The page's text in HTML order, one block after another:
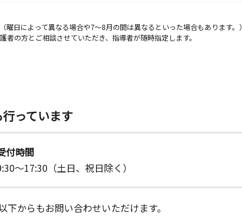
日によって異なる場合や7～8月の間は異なるといった場合もあります。）
の方とご相談させていただき、指導者が随時指定します。
行っています
付時間
～17:30（土日、祝日除く）
からもお問い合わせいただけます。